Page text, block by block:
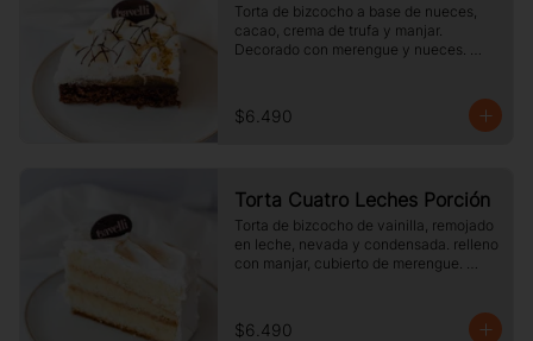
Torta de bizcocho a base de nueces,
cacao, crema de trufa y manjar.
Decorado con merengue y nueces.
$6.490
Torta Cuatro Leches Porción
Torta de bizcocho de vainilla, remojado
en leche, nevada y condensada. relleno
con manjar, cubierto de merengue.
$6.490